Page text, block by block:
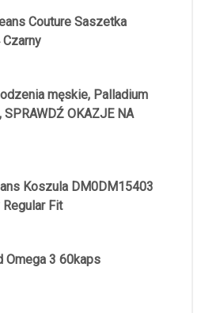
Couture Saszetka
Czarny
męskie, Palladium
SPRAWDŹ OKAZJE NA
Koszula DM0DM15403
Regular Fit
Omega 3 60kaps